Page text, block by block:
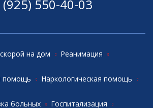
(925) 550-40-03
на дом Реанимация
помощь Наркологическая помощь
больных Госпитализация